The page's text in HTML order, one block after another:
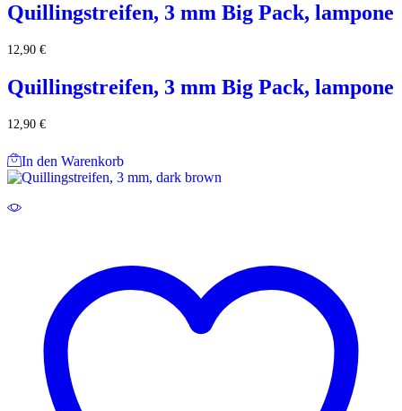
Quillingstreifen, 3 mm Big Pack, lampone
12,90 €
Quillingstreifen, 3 mm Big Pack, lampone
12,90 €
In den Warenkorb